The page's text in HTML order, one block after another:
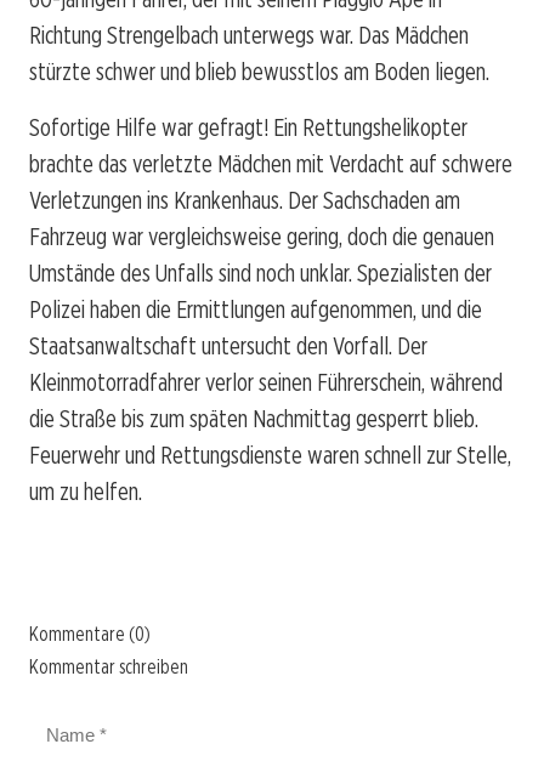
Richtung Strengelbach unterwegs war. Das Mädchen
stürzte schwer und blieb bewusstlos am Boden liegen.
Sofortige Hilfe war gefragt! Ein Rettungshelikopter
brachte das verletzte Mädchen mit Verdacht auf schwere
Verletzungen ins Krankenhaus. Der Sachschaden am
Fahrzeug war vergleichsweise gering, doch die genauen
Umstände des Unfalls sind noch unklar. Spezialisten der
Polizei haben die Ermittlungen aufgenommen, und die
Staatsanwaltschaft untersucht den Vorfall. Der
Kleinmotorradfahrer verlor seinen Führerschein, während
die Straße bis zum späten Nachmittag gesperrt blieb.
Feuerwehr und Rettungsdienste waren schnell zur Stelle,
um zu helfen.
Kommentare (0)
Kommentar schreiben